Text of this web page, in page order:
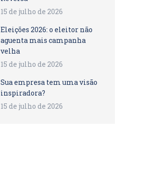
15 de julho de 2026
Eleições 2026: o eleitor não
aguenta mais campanha
velha
15 de julho de 2026
Sua empresa tem uma visão
inspiradora?
15 de julho de 2026